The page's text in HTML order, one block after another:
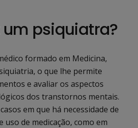
um psiquiatra?
formado em Medicina,
o que lhe permite
e avaliar os aspectos
dos transtornos mentais.
em que há necessidade de
uso de medicação, como em